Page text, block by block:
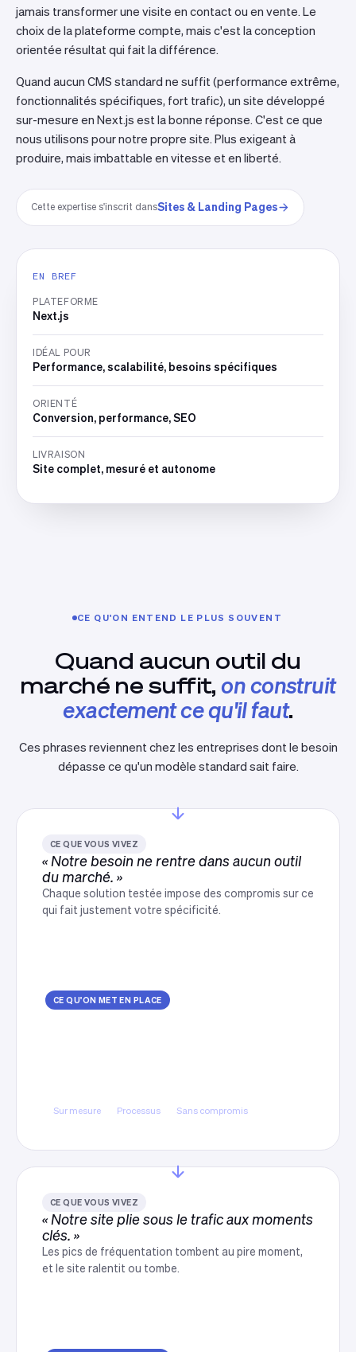
jamais transformer une visite en contact ou en vente. Le
choix de la plateforme compte, mais c'est la conception
orientée résultat qui fait la différence.
Quand aucun CMS standard ne suffit (performance extrême,
fonctionnalités spécifiques, fort trafic), un site développé
sur-mesure en Next.js est la bonne réponse. C'est ce que
nous utilisons pour notre propre site. Plus exigeant à
produire, mais imbattable en vitesse et en liberté.
Cette expertise s'inscrit dansSites & Landing Pages
EN BREF
PLATEFORME
Next.js
IDÉAL POUR
Performance, scalabilité, besoins spécifiques
ORIENTÉ
Conversion, performance, SEO
LIVRAISON
Site complet, mesuré et autonome
CE QU'ON ENTEND LE PLUS SOUVENT
Quand aucun outil du
marché ne suffit,on construit
exactement ce qu'il faut.
Ces phrases reviennent chez les entreprises dont le besoin
dépasse ce qu'un modèle standard sait faire.
CE QUE VOUS VIVEZ
« Notre besoin ne rentre dans aucun outil
du marché. »
Chaque solution testée impose des compromis sur ce
qui fait justement votre spécificité.
CE QU'ON MET EN PLACE
Sur mesure Processus Sans compromis
CE QUE VOUS VIVEZ
« Notre site plie sous le trafic aux moments
clés. »
Les pics de fréquentation tombent au pire moment,
et le site ralentit ou tombe.